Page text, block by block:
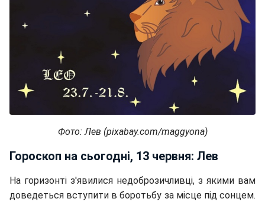
Фото: Лев (pixabay.com/maggyona)
Гороскоп на сьогодні, 13 червня: Лев
На горизонті з'явилися недоброзичливці, з якими вам
доведеться вступити в боротьбу за місце під сонцем.